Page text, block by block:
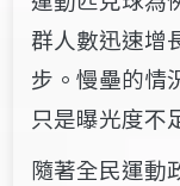
群人數迅速增
步。慢壘的情
只是曝光度不
隨著全民運動